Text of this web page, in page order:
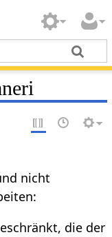
nicht
die der